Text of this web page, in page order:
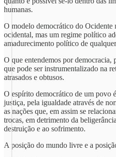
humanas.
O modelo democrático do Ocidente
ocidental, mas um regime político
amadurecimento político de
O que entendemos por democracia,
que pode ser instrumentalizado na
atrasados e obtusos.
O espírito democrático de um povo
justiça, pela igualdade através de
as nações que, em assim se
trocas, em detrimento da
destruição e ao sofrimento.
A posição do mundo livre e a